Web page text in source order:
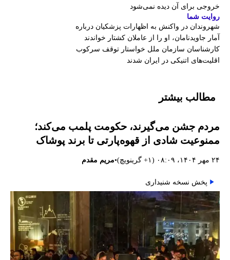
خروجی برای آن دیده نمی‌شود
روایت شما
شهروندان در واکنش به اظهارات پزشکیان درباره
آمار جاویدنامان، او را از عاملان کشتار خواندند
کارشناسان سازمان ملل خواستار توقف سرکوب
اقلیت‌های اتنیکی در ایران شدند
مطالب بیشتر
مردم جشن می‌گیرند، حکومت پلمب می‌کند؛
ممنوعیت شادی از قهوه‌پارتی تا برند پوشاک
۲۴ مهر ۱۴۰۴، ۰۸:۰۹ (‎+۱ گرینویچ) •مریم مقدم
پخش نسخه شنیداری